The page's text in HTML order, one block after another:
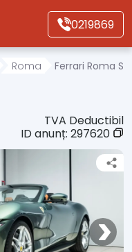
0219869
Roma Ferrari Roma
TVA Deductibil
ID anunț: 297620